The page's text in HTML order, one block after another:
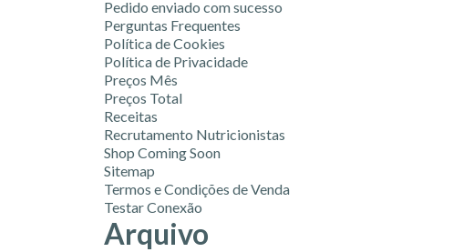
Pedido enviado com sucesso
Perguntas Frequentes
Política de Cookies
Política de Privacidade
Preços Mês
Preços Total
Receitas
Recrutamento Nutricionistas
Shop Coming Soon
Sitemap
Termos e Condições de Venda
Testar Conexão
Arquivo